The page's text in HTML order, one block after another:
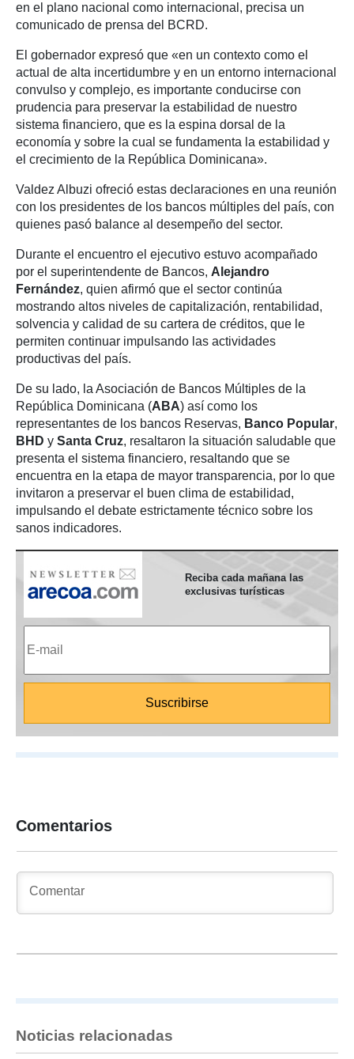
en el plano nacional como internacional, precisa un
comunicado de prensa del BCRD.
El gobernador expresó que «en un contexto como el
actual de alta incertidumbre y en un entorno internacional
convulso y complejo, es importante conducirse con
prudencia para preservar la estabilidad de nuestro
sistema financiero, que es la espina dorsal de la
economía y sobre la cual se fundamenta la estabilidad y
el crecimiento de la República Dominicana».
Valdez Albuzi ofreció estas declaraciones en una reunión
con los presidentes de los bancos múltiples del país, con
quienes pasó balance al desempeño del sector.
Durante el encuentro el ejecutivo estuvo acompañado
por el superintendente de Bancos, Alejandro
Fernández, quien afirmó que el sector continúa
mostrando altos niveles de capitalización, rentabilidad,
solvencia y calidad de su cartera de créditos, que le
permiten continuar impulsando las actividades
productivas del país.
De su lado, la Asociación de Bancos Múltiples de la
República Dominicana (ABA) así como los
representantes de los bancos Reservas, Banco Popular,
BHD y Santa Cruz, resaltaron la situación saludable que
presenta el sistema financiero, resaltando que se
encuentra en la etapa de mayor transparencia, por lo que
invitaron a preservar el buen clima de estabilidad,
impulsando el debate estrictamente técnico sobre los
sanos indicadores.
Reciba cada mañana las
exclusivas turísticas
Comentarios
Noticias relacionadas